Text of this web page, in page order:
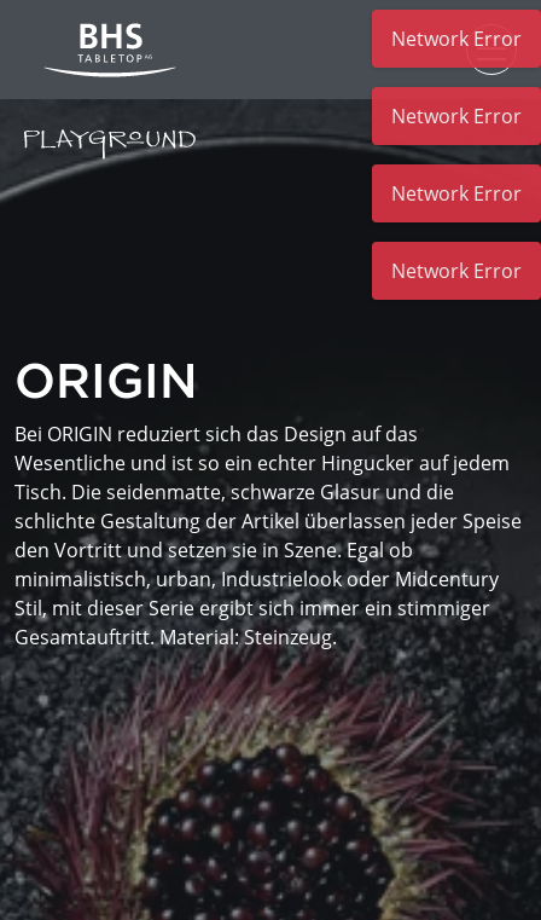
ORIGIN
Bei ORIGIN reduziert sich das Design auf das
Wesentliche und ist so ein echter Hingucker auf jedem
Tisch. Die seidenmatte, schwarze Glasur und die
schlichte Gestaltung der Artikel überlassen jeder Speise
den Vortritt und setzen sie in Szene. Egal ob
minimalistisch, urban, Industrielook oder Midcentury
Stil, mit dieser Serie ergibt sich immer ein stimmiger
Gesamtauftritt. Material: Steinzeug.
Network Error
Network Error
Network Error
Network Error